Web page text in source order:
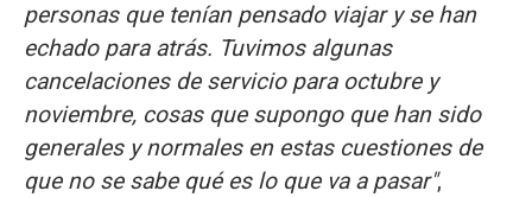
personas que tenían pensado viajar y se han
echado para atrás. Tuvimos algunas
cancelaciones de servicio para octubre y
noviembre, cosas que supongo que han sido
generales y normales en estas cuestiones de
que no se sabe qué es lo que va a pasar",